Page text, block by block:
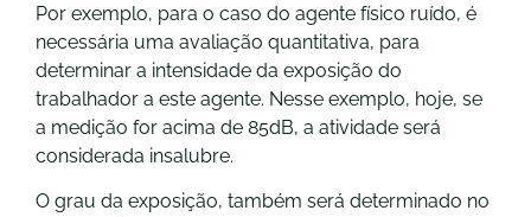
Por exemplo, para o caso do agente físico ruído, é
necessária uma avaliação quantitativa, para
determinar a intensidade da exposição do
trabalhador a este agente. Nesse exemplo, hoje, se
a medição for acima de 85dB, a atividade será
considerada insalubre.
O grau da exposição, também será determinado no